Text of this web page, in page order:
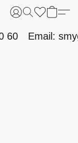
60 Email: